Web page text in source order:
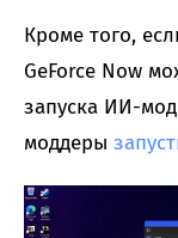
Кроме того,
GeForce Now
запуска ИИ-
моддеры